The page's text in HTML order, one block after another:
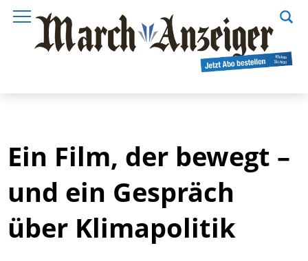
Ein Film, der bewegt –
und ein Gespräch
über Klimapolitik